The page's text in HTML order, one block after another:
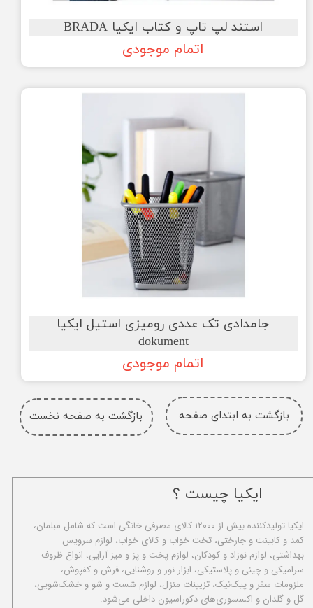
استند لپ تاپ و کتاب ایکیا BRADA
اتمام موجودی
جامدادی تک عددی رومیزی استیل ایکیا
dokument
اتمام موجودی
بازگشت به صفحه نخست بازگشت به ابتدای صفحه
ایکیا چیست ؟
ا​یکیا تولیدکننده بیش از ۱۲۰۰۰ کالای مصرفی خانگی است که شامل مبلمان،
کمد و کابینت و جارختی، تخت خواب و کالای خواب، لوازم سرویس
بهداشتی، لوازم نوزاد و کودکان، لوازم پخت و پز و میز آرایی، انواع ظروف
سرامیکی و چینی و پلاستیکی، ابزار نور و روشنایی، فرش و کفپوش،
ملزومات سفر و پیک‌نیک، تزیینات منزل، لوازم شست و شو و خشک‌شویی،
گل و گلدان و اکسسوری‌های دکوراسیون داخلی می‌شود.